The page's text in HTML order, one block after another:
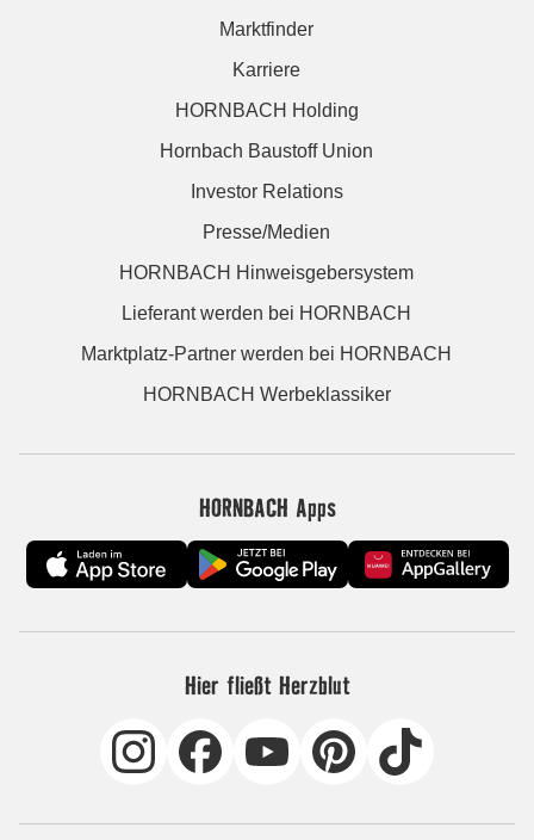
Marktfinder
Karriere
HORNBACH Holding
Hornbach Baustoff Union
Investor Relations
Presse/Medien
HORNBACH Hinweisgebersystem
Lieferant werden bei HORNBACH
Marktplatz-Partner werden bei HORNBACH
HORNBACH Werbeklassiker
HORNBACH Apps
Hier fließt Herzblut